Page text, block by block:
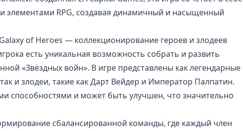
элементами RPG, создавая динамичный и насыщенный
of Heroes — коллекционирование героев и злодеев
есть уникальная возможность собрать и развить
«Звёздных войн». В игре представлены как легендарные
и злодеи, такие как Дарт Вейдер и Император Палпатин.
способностями и может быть улучшен, что значительно
сбалансированной команды, где каждый член